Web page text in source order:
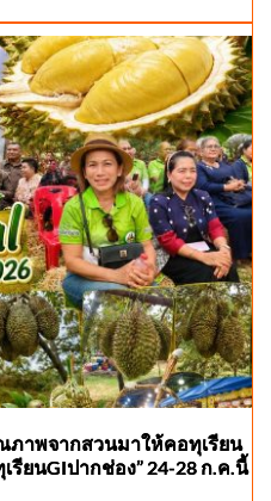
ภาพจากสวนมาให้คอทุเรียน
รียนGIปากช่อง” 24-28 ก.ค.นี้